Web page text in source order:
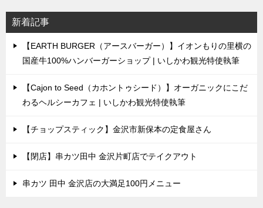
新着記事
【EARTH BURGER（アースバーガー）】イオンもりの里横の
国産牛100%ハンバーガーショップ | いしかわ観光特使執筆
【Cajon to Seed（カホントゥシード）】オーガニックにこだ
わるヘルシーカフェ | いしかわ観光特使執筆
【チョップスティック】金沢市新保本の定食屋さん
【閉店】串カツ田中 金沢片町店でテイクアウト
串カツ 田中 金沢店の大満足100円メニュー